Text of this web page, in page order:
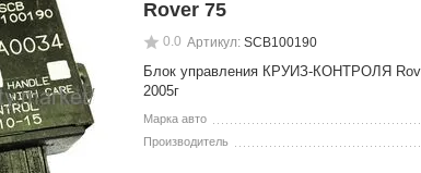
Rover 75
0.0 Артикул: SCB100190
Блок управления КРУИЗ-КОНТРОЛЯ
2005г
Марка авто
Производитель